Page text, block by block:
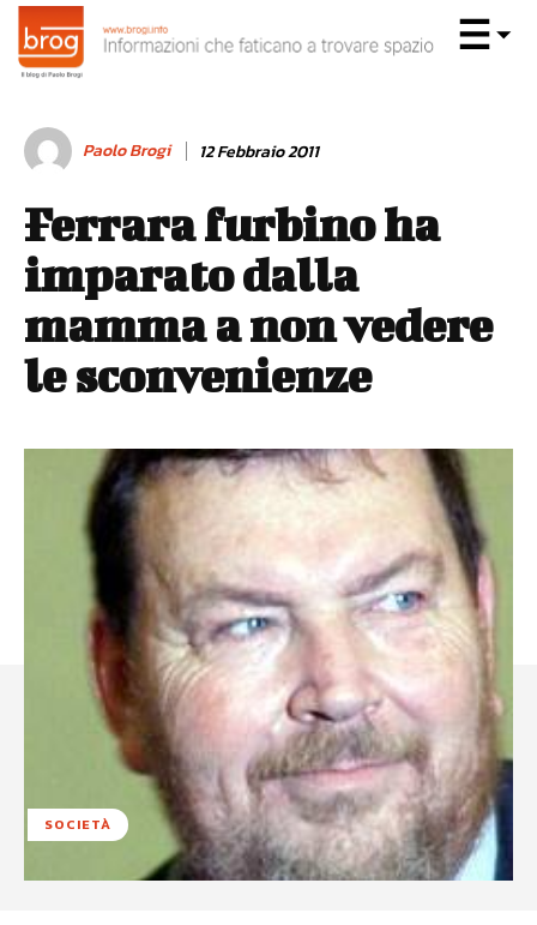
Paolo Brogi 12 Febbraio 2011
Ferrara furbino ha
imparato dalla
mamma a non vedere
le sconvenienze
SOCIETÀ